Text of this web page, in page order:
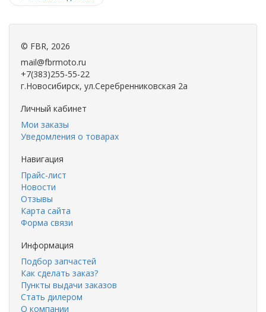
© FBR, 2026
mail@fbrmoto.ru
+7(383)255-55-22
г.Новосибирск, ул.Серебренниковская 2а
Личный кабинет
Мои заказы
Уведомления о товарах
Навигация
Прайс-лист
Новости
Отзывы
Карта сайта
Форма связи
Информация
Подбор запчастей
Как сделать заказ?
Пункты выдачи заказов
Стать дилером
О компании